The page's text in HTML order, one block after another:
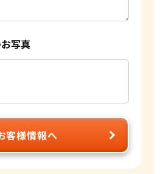
写真
客様情報へ